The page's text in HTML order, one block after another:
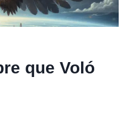
que Voló